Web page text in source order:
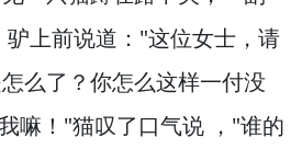
驴上前说道："这位女士， 请
么了？你怎么这样一付没
嘛！ "猫叹了口气说 ， "谁的